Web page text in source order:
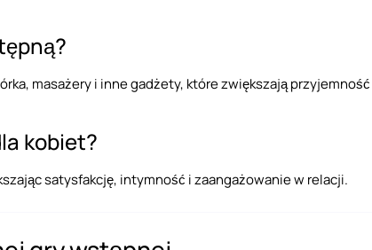
masażery i inne gadżety, które zwiększają
kobiet?
satysfakcję, intymność i zaangażowanie w relacji.